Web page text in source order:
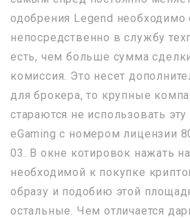
одобрения Legend необходимо
непосредственно в службу
есть, чем больше сумма
комиссия. Это несет
для брокера, то крупные
стараются не использовать
eGaming с номером лицензии
03. В окне котировок нажать
необходимой к покупке
образу и подобию этой
остальные. Чем отличается